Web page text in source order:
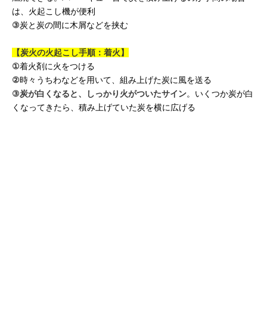
は、火起こし機が便利
③炭と炭の間に木屑などを挟む
【炭火の火起こし手順：着火】
①着火剤に火をつける
②時々うちわなどを用いて、組み上げた炭に風を送る
③炭が白くなると、しっかり火がついたサイン。いくつか炭が白
くなってきたら、積み上げていた炭を横に広げる